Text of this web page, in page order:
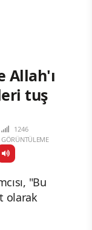
Allah'ı
tuş
1246
GÖRÜNTÜLEME
"Bu
olarak